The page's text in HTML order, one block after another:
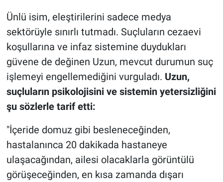
Ünlü isim, eleştirilerini sadece medya
sektörüyle sınırlı tutmadı. Suçluların cezaevi
koşullarına ve infaz sistemine duydukları
güvene de değinen Uzun, mevcut durumun suç
işlemeyi engellemediğini vurguladı. Uzun,
suçluların psikolojisini ve sistemin yetersizliğini
şu sözlerle tarif etti:
"İçeride domuz gibi besleneceğinden,
hastalanınca 20 dakikada hastaneye
ulaşacağından, ailesi olacaklarla görüntülü
görüşeceğinden, en kısa zamanda dışarı